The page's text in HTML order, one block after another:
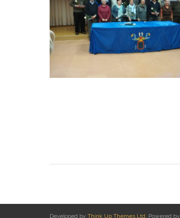
Developed by Think Up Themes Ltd. Powered by